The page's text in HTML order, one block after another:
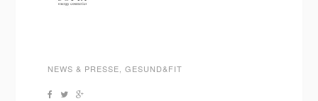
NEWS & PRESSE ,GESUND&FIT